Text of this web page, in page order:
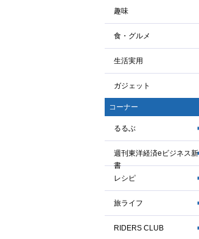
趣味
食・グルメ
生活実用
ガジェット
コーナー
るるぶ
週刊東洋経済eビジネス新
書
レシピ
旅ライフ
RIDERS CLUB